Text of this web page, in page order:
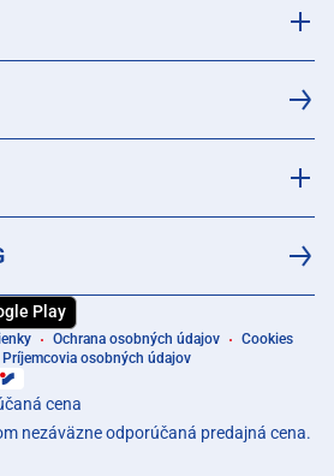
Play
Ochrana osobných údajov
Cookies
Príjemcovia osobných údajov
cena
nezáväzne odporúčaná predajná cena.